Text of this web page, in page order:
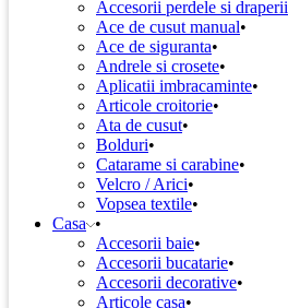
Accesorii perdele si draperii
Ace de cusut manual
Ace de siguranta
Andrele si crosete
Aplicatii imbracaminte
Articole croitorie
Ata de cusut
Bolduri
Catarame si carabine
Velcro / Arici
Vopsea textile
Casa
Accesorii baie
Accesorii bucatarie
Accesorii decorative
Articole casa